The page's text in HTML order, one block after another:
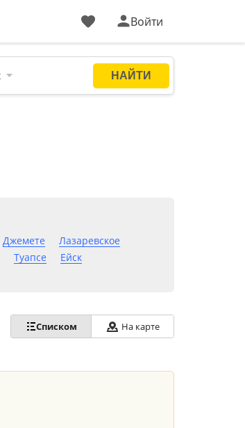
Войти
Джемете
Лазаревское
Туапсе
Ейск
Списком На карте